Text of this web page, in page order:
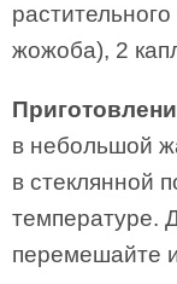
жожоба), 2
в небольшой
в стеклянной
температуре.
перемешайте